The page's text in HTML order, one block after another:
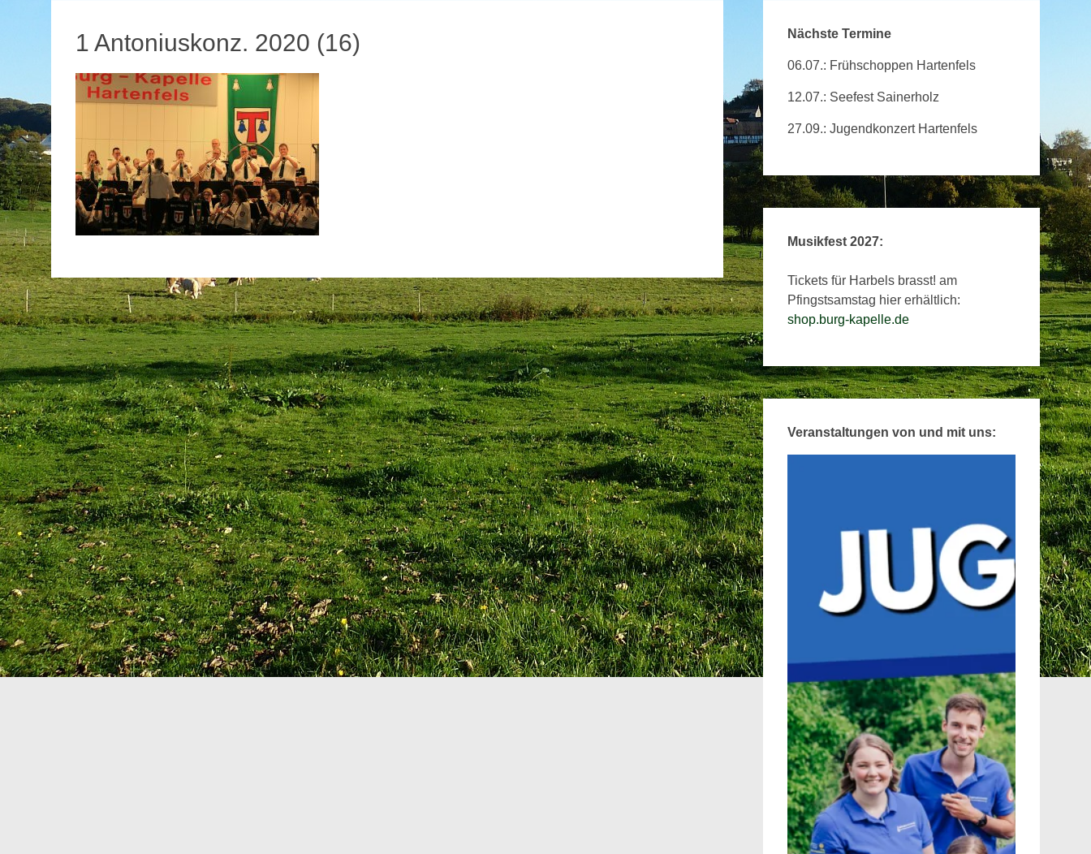
1 Antoniuskonz. 2020 (16) Nächste Termine
06.07.: Frühschoppen Hartenfels
12.07.: Seefest Sainerholz
27.09.: Jugendkonzert Hartenfels
Musikfest 2027:
Tickets für Harbels brasst! am
Pfingstsamstag hier erhältlich:
shop.burg-kapelle.de
Veranstaltungen von und mit uns: